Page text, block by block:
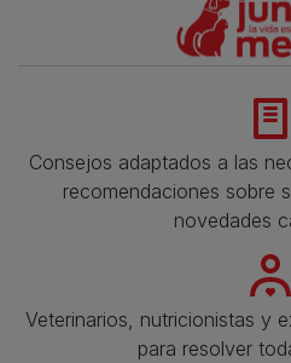
Consejos adaptados a las
recomendaciones sobre
novedades
Veterinarios, nutricionistas y
para resolver